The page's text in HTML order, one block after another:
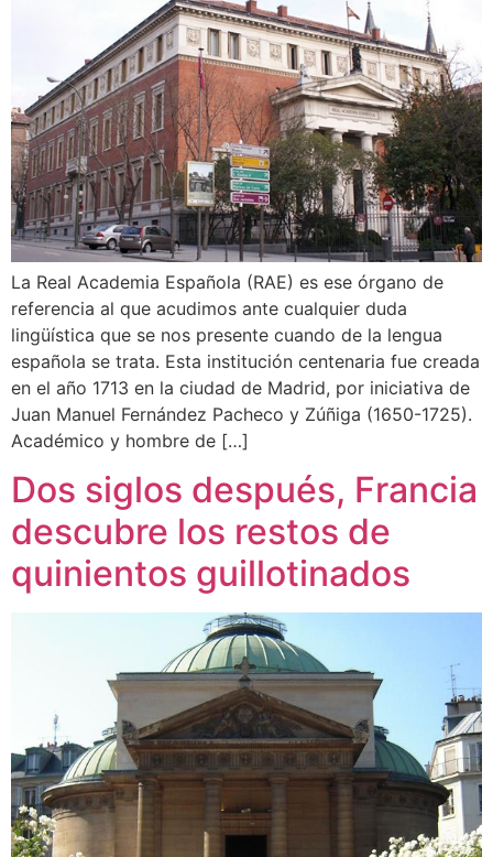
La Real Academia Española (RAE) es ese órgano de
referencia al que acudimos ante cualquier duda
lingüística que se nos presente cuando de la lengua
española se trata. Esta institución centenaria fue creada
en el año 1713 en la ciudad de Madrid, por iniciativa de
Juan Manuel Fernández Pacheco y Zúñiga (1650-1725).
Académico y hombre de […]
Dos siglos después, Francia
descubre los restos de
quinientos guillotinados